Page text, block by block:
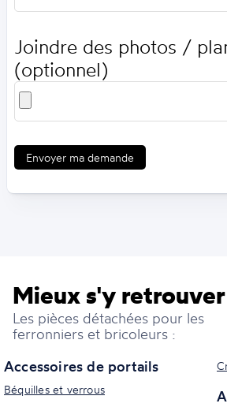
Joindre des photos /
(optionnel)
Envoyer ma demande
Mieux s'y retrouver
Les pièces détachées pour les
ferronniers et bricoleurs :
Accessoires de portails
Béquilles et verrous